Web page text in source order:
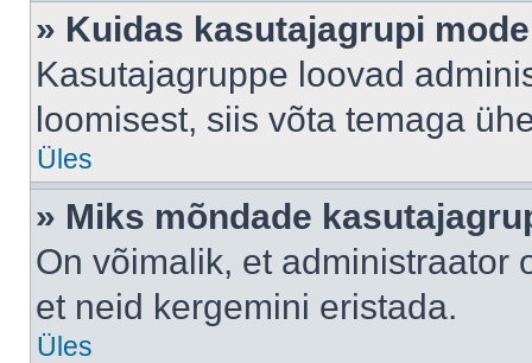
» Kuidas kasutajagrupi
Kasutajagruppe loovad
loomisest, siis võta temaga
Üles
» Miks mõndade
On võimalik, et administraator
et neid kergemini eristada.
Üles